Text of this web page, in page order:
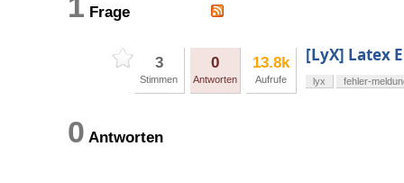
1 Frage
3
Stimmen
0
Antworten
13.8k
Aufrufe
[LyX] Latex
lyx fehler-
0 Antworten